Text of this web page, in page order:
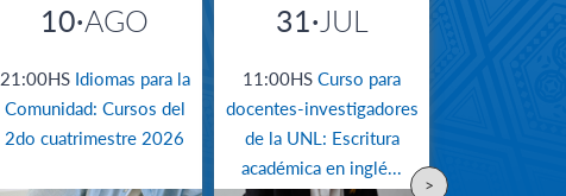
10·AGO
21:00HS Idiomas para la
Comunidad: Cursos del
2do cuatrimestre 2026
31· JUL
11:00HS​Curso para
docentes-investigadores
de la UNL: Escritura
académica en inglé...
>